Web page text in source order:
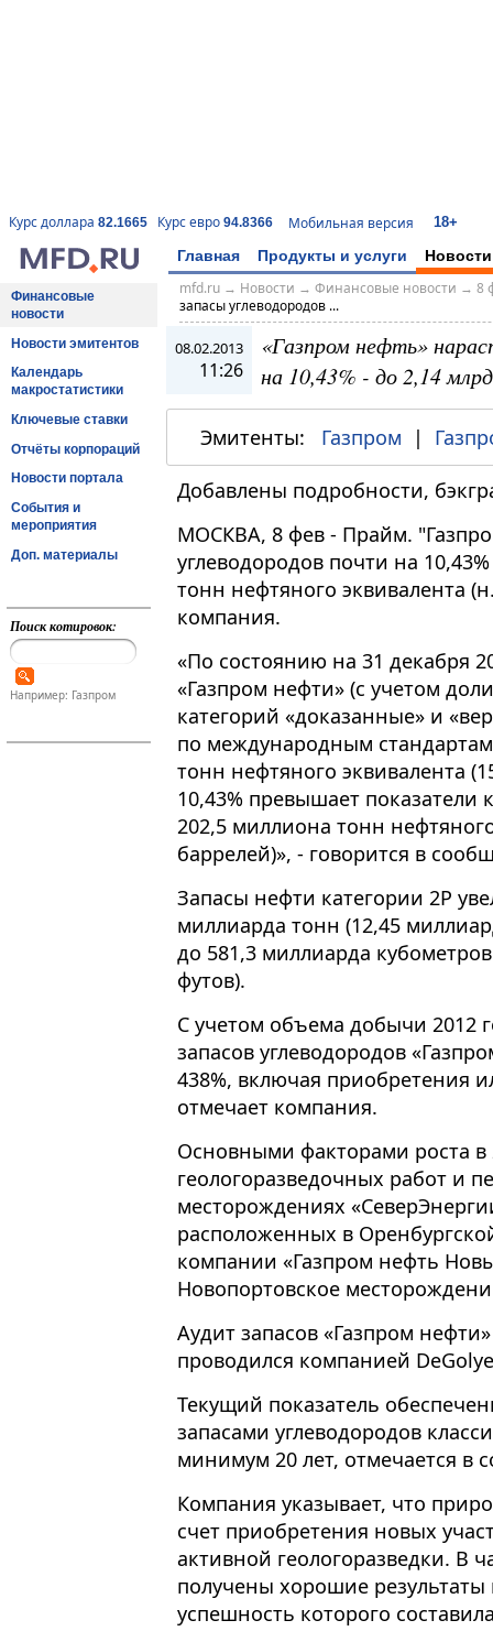
Курс доллара 82.1665 Курс евро 94.8366 Мобильная версия 18+
Главная Продукты и услуги Новости
Финансовые
новости
Новости эмитентов
Календарь
макростатистики
Ключевые ставки
Отчёты корпораций
Новости портала
События и
мероприятия
Доп. материалы
Поиск котировок:
Например: Газпром
mfd.ru→ Новости → Финансовые новости → 8
запасы углеводородов ...
08.02.2013
11:26
«Газпром нефть»
на 10,43% - до 2,14
Эмитенты: Газпром |
Добавлены подробности,
МОСКВА, 8 фев - Прайм.
углеводородов почти на
тонн нефтяного эквивалента
компания.
«По состоянию на 31 декабря
«Газпром нефти» (с учетом
категорий «доказанные» и
по международным
тонн нефтяного эквивалента
10,43% превышает показатели
202,5 миллиона тонн
баррелей)», - говорится в
Запасы нефти категории 2P
миллиарда тонн (12,45
до 581,3 миллиарда
футов).
С учетом объема добычи 2012
запасов углеводородов
438%, включая приобретения
отмечает компания.
Основными факторами роста в
геологоразведочных работ и
месторождениях
расположенных в
компании «Газпром нефть
Новопортовское
Аудит запасов «Газпром
проводился компанией
Текущий показатель
запасами углеводородов
минимум 20 лет, отмечается в
Компания указывает, что
счет приобретения новых
активной геологоразведки. В
получены хорошие
успешность которого